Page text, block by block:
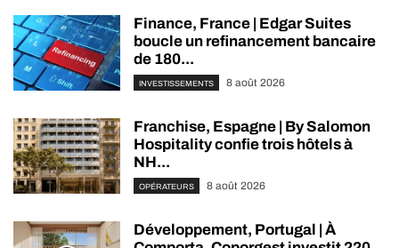
Finance, France | Edgar Suites
boucle un refinancement bancaire
de 180...
INVESTISSEMENTS 8 août 2026
Franchise, Espagne | By Salomon
Hospitality confie trois hôtels à
NH...
OPÉRATEURS 8 août 2026
Développement, Portugal | À